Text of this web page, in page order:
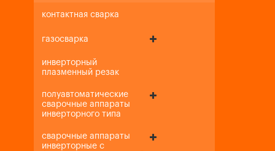
контактная сварка
газосварка
инверторный
плазменный резак
полуавтоматические
сварочные аппараты
инверторного типа
сварочные аппараты
инверторные с